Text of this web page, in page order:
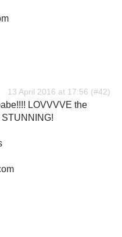
13 April 2016 at 17:56
LOVVVVE the